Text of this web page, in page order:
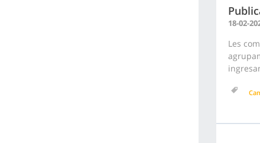
18-02-
Les